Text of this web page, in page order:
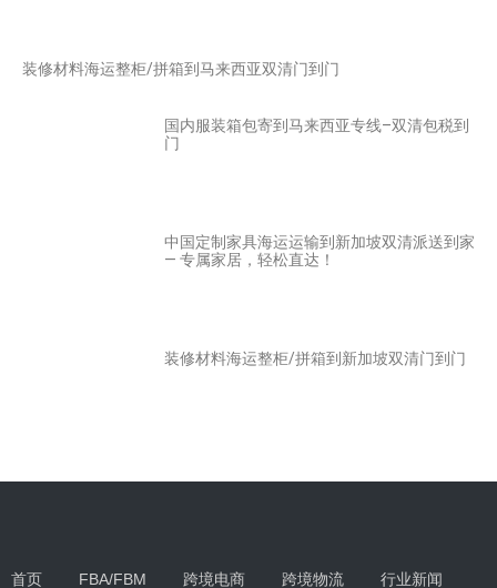
装修材料海运整柜/拼箱到马来西亚双清门到门
国内服装箱包寄到马来西亚专线–双清包税到
门
中国定制家具海运运输到新加坡双清派送到家
— 专属家居，轻松直达！
装修材料海运整柜/拼箱到新加坡双清门到门
首页 FBA/FBM 跨境电商 跨境物流 行业新闻